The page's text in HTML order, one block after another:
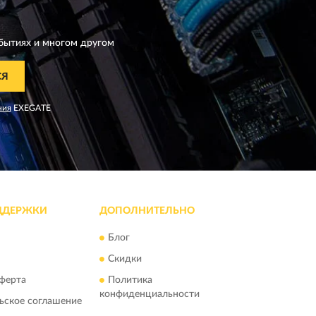
и многом другом
EXEGATE
соглашение
ДОПОЛНИТЕЛЬНО
Блог
Скидки
Политика
конфиденциальности